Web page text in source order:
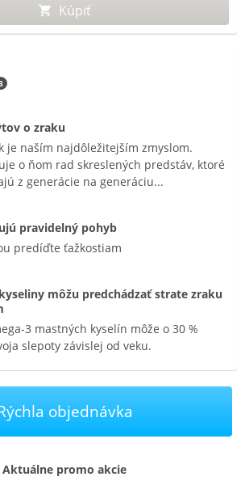
Kúpiť
o zraku
je naším najdôležitejším zmyslom.
o ňom rad skreslených predstáv, ktoré
z generácie na generáciu...
pravidelný pohyb
predíďte ťažkostiam
môžu predchádzať strate zraku
3 mastných kyselín môže o 30 %
slepoty závislej od veku.
objednávka
Aktuálne promo akcie